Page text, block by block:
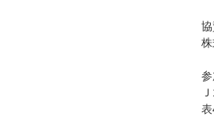
協
参
表